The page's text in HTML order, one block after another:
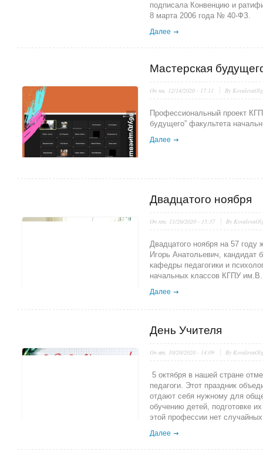
подписала Конвенцию и
8 марта 2006 года № 40-ФЗ.
Далее
Мастерская
On пн, 12/14/2020 - 17:11 By
Профессиональный проект
будущего” факультета
Далее
Двадцатого ноября
On пт, 11/20/2020 - 15:37 By
Двадцатого ноября на 57 году
Игорь Анатольевич, кандидат
кафедры педагогики и
начальных классов КГПУ
Далее
День Учителя
On вт, 10/20/2020 - 14:09 By
5 октября в нашей стране
педагоги. Этот праздник
отдают себя нужному для
обучению детей, подготовке
этой профессии нет
Далее